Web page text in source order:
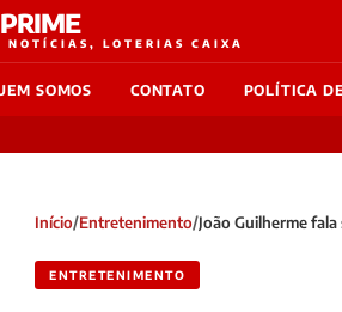
NOTÍCIAS, LOTERIAS CAIXA
SOMOS CONTATO POLÍTICA
Início/Entretenimento/João Guilherme
ENTRETENIMENTO